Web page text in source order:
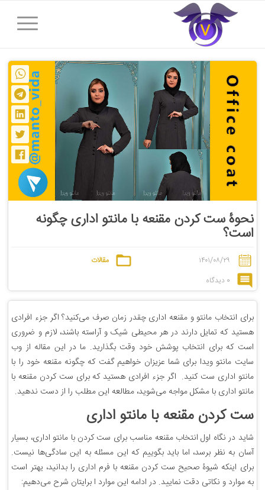
نحوۀ ست کردن مقنعه با مانتو اداری چگونه
است؟
۱۴۰۱/۰۸/۲۹
مقالات
0 دیدگاه
برای انتخاب مانتو و مقنعه اداری چقدر زمان صرف می‌کنید؟ اگر جزء افرادی
هستید که تمایل دارند در هر محیطی شیک و آراسته باشند، لازم و ضروری
است که برای انتخاب پوشش خود وقت بگذارید. ما در این مقاله از وب
سایت مانتو ویدا برای شما عزیزان خواهیم گفت که چگونه مقنعه خود را با
مانتو اداری ست کنید. اگر جزء افرادی هستید که برای ست کردن مقنعه با
مانتو اداری با مشکل مواجه می‎‌شوید، مطالعه این مطلب را از دست ندهید.
ست کردن مقنعه با مانتو اداری
شاید در نگاه اول انتخاب مقنعه مناسب برای ست کردن با مانتو اداری، بسیار
آسان به نظر برسد، اما باید بگوییم که این مسئله به این سادگی‌ها نیست.
برای اینکه شیوۀ صحیح ست کردن مقنعه با فرم اداری را بدانید، یهتر است
به موارد و نکاتی دقت نمایید. در ادامه این موارد ا برایتان شرح می‌دهیم: